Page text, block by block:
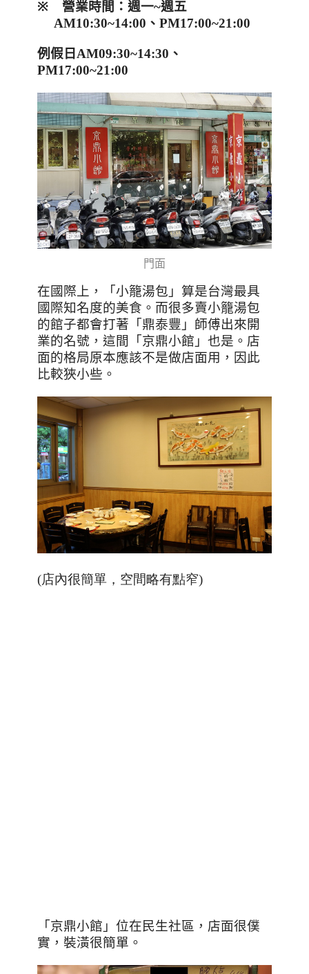
※ 營業時間：週一~週五
AM10:30~14:00 、 PM17:00~21:00
例假日 AM09:30~14:30 、
PM17:00~21:00
門面
在國際上，「小籠湯包」算是台灣最具
國際知名度的美食。而很多賣小籠湯包
的館子都會打著「鼎泰豐」師傅出來開
業的名號，這間「京鼎小館」也是。 店
面的格局原本應該不是做店面用，因此
比較狹小些。
(店內很簡單，空間略有點窄)
「京鼎小館」位在民生社區，店面很僕
實，裝潢很簡單。